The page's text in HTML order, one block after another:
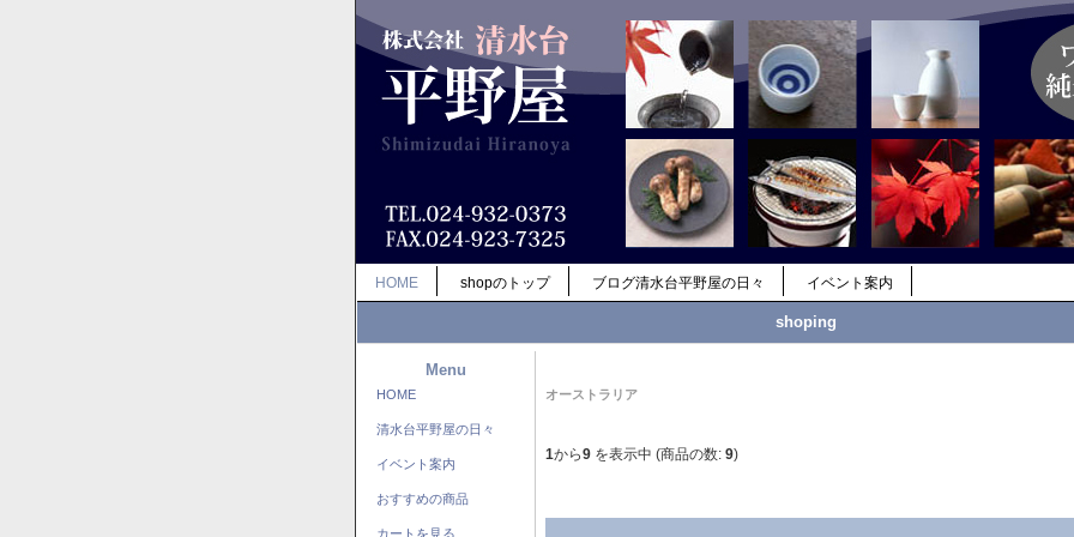
HOME shopのトップ ブログ清水台平野屋の日々 イベント案内
shoping
Menu
HOME
清水台平野屋の日々
イベント案内
おすすめの商品
カートを見る
オーストラリア
1から9 を表示中 (商品の数: 9)